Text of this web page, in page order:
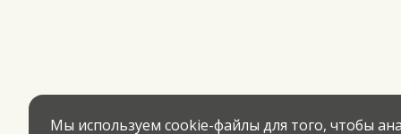
Мы используем cookie-файлы для того, чтобы